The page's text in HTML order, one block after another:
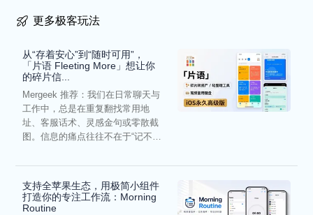
更多极客玩法
从“存着安心”到“随时可用”，
「片语 Fleeting More」想让你
的碎片信...
Mergeek 推荐：我们在日常聊天与
工作中，总是在重复翻找常用地
址、客服话术、灵感金句或零散截
图。信息的痛点往往不在于“记不
支持全苹果生态，用极简小组件
打造你的专注工作流：Morning
Routine